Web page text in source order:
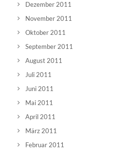
Dezember 2011
November 2011
Oktober 2011
September 2011
August 2011
Juli 2011
Juni 2011
Mai 2011
April 2011
März 2011
Februar 2011